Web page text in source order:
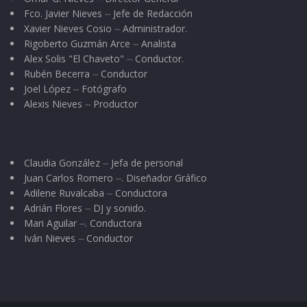
publicaciones que atacan la fe y la moral, y
aunque con pena por tratarse de publicaciones
locales, manifestamos que, en nuestro
concepto bajo la expresada prohibición, están
comprendidos La Voz de Occidente y el Obrero
otros de los que vocean en la plaza y calles”. En
dicho periódico critica de irreverente e indigno,
la obra de Amado Nervo: “Jardines interiores”.
Pero no, casi no me platicaba o tal vez yo no era
Fco. Javier Nieves ⏤ Jefe de Redacción
Xavier Nieves Cosio ⏤ Administrador.
Rigoberto Guzmán Arce ⏤ Analista
Alex Solis "El Chaveto" ⏤ Conductor.
Rubén Becerra ⏤ Conductor
Joel López ⏤ Fotógrafo
Alexis Nieves ⏤ Productor
Claudia González ⏤ Jefa de personal
Juan Carlos Romero ⏤. Diseñador Gráfico
Adilene Ruvalcaba ⏤ Conductora
Adrián Flores ⏤ DJ y sonido.
Mari Aguilar ⏤. Conductora
Iván Nieves ⏤ Conductor